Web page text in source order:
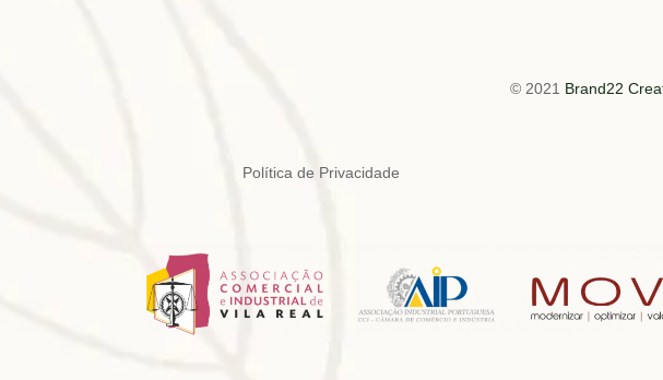
© 2021 Brand22
Política de Privacidade